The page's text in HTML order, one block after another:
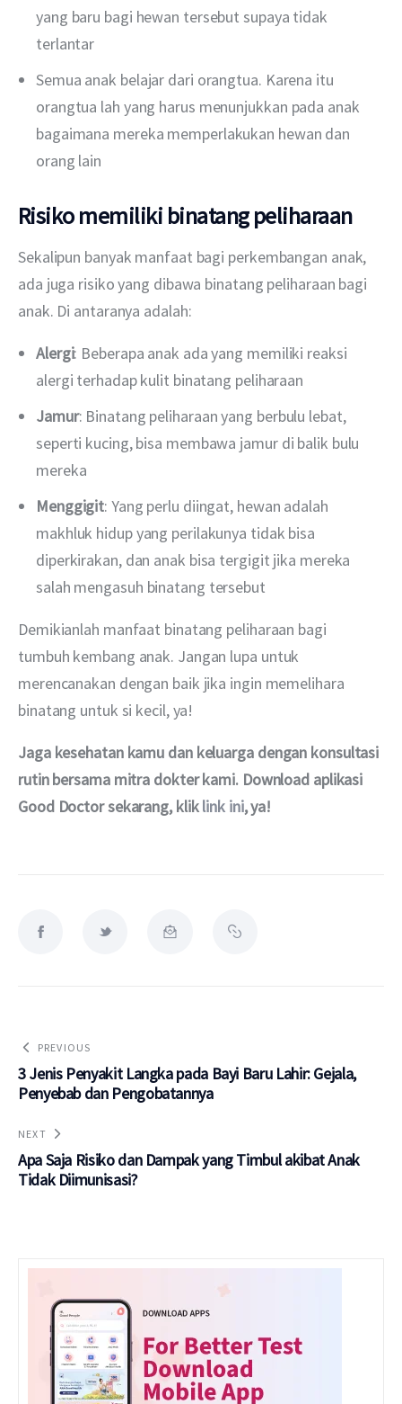
yang baru bagi hewan tersebut supaya tidak
terlantar
Semua anak belajar dari orangtua. Karena itu
orangtua lah yang harus menunjukkan pada anak
bagaimana mereka memperlakukan hewan dan
orang lain
Risiko memiliki binatang peliharaan
Sekalipun banyak manfaat bagi perkembangan anak,
ada juga risiko yang dibawa binatang peliharaan bagi
anak. Di antaranya adalah:
Alergi: Beberapa anak ada yang memiliki reaksi
alergi terhadap kulit binatang peliharaan
Jamur: Binatang peliharaan yang berbulu lebat,
seperti kucing, bisa membawa jamur di balik bulu
mereka
Menggigit: Yang perlu diingat, hewan adalah
makhluk hidup yang perilakunya tidak bisa
diperkirakan, dan anak bisa tergigit jika mereka
salah mengasuh binatang tersebut
Demikianlah manfaat binatang peliharaan bagi
tumbuh kembang anak. Jangan lupa untuk
merencanakan dengan baik jika ingin memelihara
binatang untuk si kecil, ya!
Jaga kesehatan kamu dan keluarga dengan konsultasi
rutin bersama mitra dokter kami. Download aplikasi
Good Doctor sekarang, klik link ini, ya!
PREVIOUS
3 Jenis Penyakit Langka pada Bayi Baru Lahir: Gejala,
Penyebab dan Pengobatannya
NEXT
Apa Saja Risiko dan Dampak yang Timbul akibat Anak
Tidak Diimunisasi?